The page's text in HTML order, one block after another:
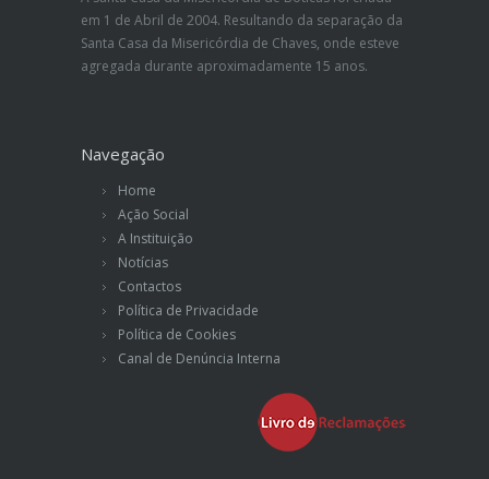
em 1 de Abril de 2004. Resultando da separação da
Santa Casa da Misericórdia de Chaves, onde esteve
agregada durante aproximadamente 15 anos.
Navegação
Home
Ação Social
A Instituição
Notícias
Contactos
Política de Privacidade
Política de Cookies
Canal de Denúncia Interna